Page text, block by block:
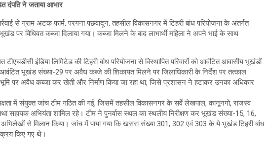
दंपति ने जताया आभार
से ग्राम अटक फार्म, परगना पछवादून, तहसील विकासनगर में टिहरी बांध परियोजना के अंतर्गत
पर विधिवत कब्जा दिलाया गया। कब्जा मिलने के बाद लाभार्थी महिला ने अपने भाई के साथ
इंडिया लिमिटेड की टिहरी बांध परियोजना से विस्थापित परिवारों को आवंटित आवासीय भूखंडों
भूखंड संख्या-29 पर अवैध कब्जे की शिकायत मिलने पर जिलाधिकारी के निर्देश पर तत्काल
भूमि पर अवैध कब्जा कर खेती और निर्माण किया जा रहा था, जिसे प्रशासन ने हटाकर उनका अधिकार
में संयुक्त जांच टीम गठित की गई, जिसमें तहसील विकासनगर के सर्वे लेखपाल, कानूनगो, राजस्व
तथा सहायक अभियंता शामिल रहे। टीम ने पुनर्वास स्थल का स्थलीय निरीक्षण कर भूखंड संख्या-15, 16,
से मिलान किया। जांच में पाया गया कि खसरा संख्या 301, 302 एवं 303 के ये भूखंड टिहरी बांध
क्रय किए गए थे।